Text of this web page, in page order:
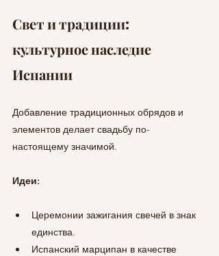
Свет и традиции:
культурное наследие
Испании
Добавление традиционных обрядов и
элементов делает свадьбу по-
настоящему значимой.
Идеи:
Церемонии зажигания свечей в знак
единства.
Испанский марципан в качестве